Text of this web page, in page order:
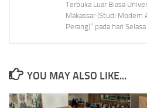
Terbuka Luar Biasa
Makassar (Studi Modern
Perang)” pada hari
YOU MAY ALSO LIKE...